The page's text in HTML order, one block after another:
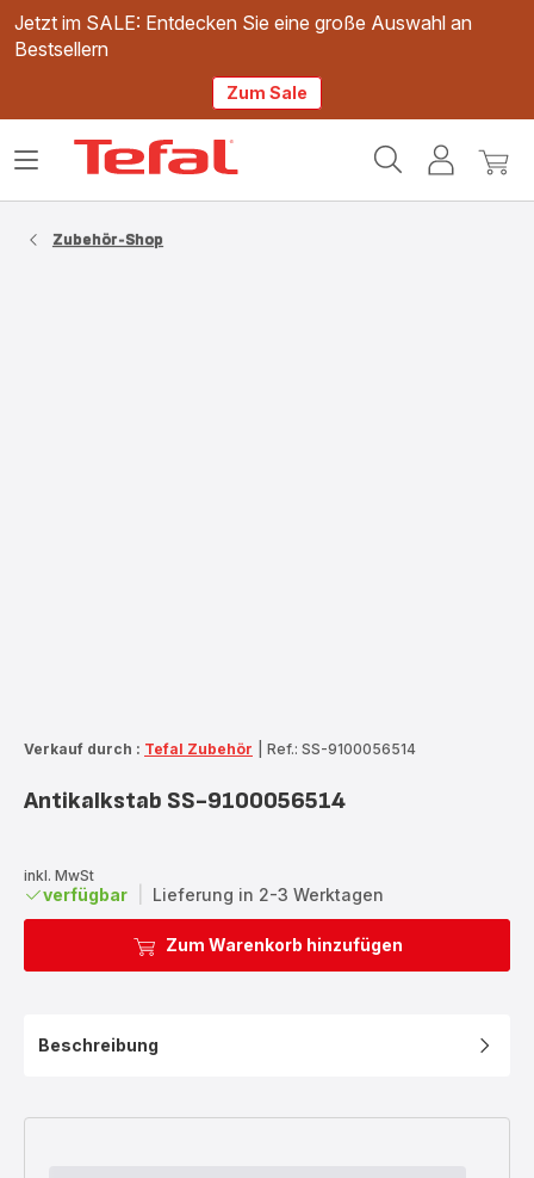
Jetzt im SALE: Entdecken Sie eine große Auswahl an
Bestsellern
Zum Sale
Mein
Mein
Das
Zubehör-Shop
Verkauf durch : Tefal Zubehör Ref.: SS-9100056514
Antikalkstab SS-9100056514
inkl. MwSt
verfügbar Lieferung in 2-3 Werktagen
Zum Warenkorb hinzufügen
Beschreibung